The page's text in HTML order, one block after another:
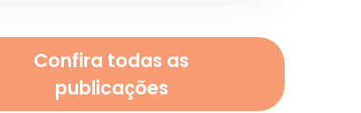
Confira todas as
publicações